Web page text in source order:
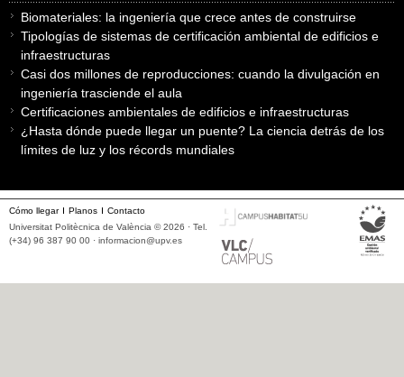
Biomateriales: la ingeniería que crece antes de construirse
Tipologías de sistemas de certificación ambiental de edificios e
infraestructuras
Casi dos millones de reproducciones: cuando la divulgación en
ingeniería trasciende el aula
Certificaciones ambientales de edificios e infraestructuras
¿Hasta dónde puede llegar un puente? La ciencia detrás de los
límites de luz y los récords mundiales
Cómo llegar Planos
Contacto
Universitat Politècnica de València © 2026 · Tel.
(+34) 96 387 90 00 · informacion@upv.es